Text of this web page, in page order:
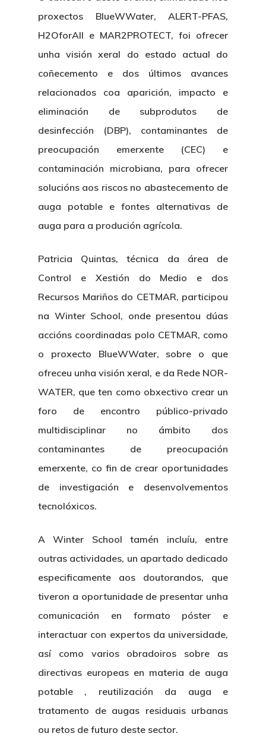
proxectos BlueWWater, ALERT-PFAS,
H2OforAll e MAR2PROTECT, foi ofrecer
unha visión xeral do estado actual do
coñecemento e dos últimos avances
relacionados coa aparición, impacto e
eliminación de subprodutos de
desinfección (DBP), contaminantes de
preocupación emerxente (CEC) e
contaminación microbiana, para ofrecer
solucións aos riscos no abastecemento de
auga potable e fontes alternativas de
auga para a produción agrícola.
Patricia Quintas, técnica da área de
Control e Xestión do Medio e dos
Recursos Mariños do CETMAR, participou
na Winter School, onde presentou dúas
accións coordinadas polo CETMAR, como
o proxecto BlueWWater, sobre o que
ofreceu unha visión xeral, e da Rede NOR-
WATER, que ten como obxectivo crear un
foro de encontro público-privado
multidisciplinar no ámbito dos
contaminantes de preocupación
emerxente, co fin de crear oportunidades
de investigación e desenvolvementos
tecnolóxicos.
A Winter School tamén incluíu, entre
outras actividades, un apartado dedicado
especificamente aos doutorandos, que
tiveron a oportunidade de presentar unha
comunicación en formato póster e
interactuar con expertos da universidade,
así como varios obradoiros sobre as
directivas europeas en materia de auga
potable , reutilización da auga e
tratamento de augas residuais urbanas
ou retos de futuro deste sector.